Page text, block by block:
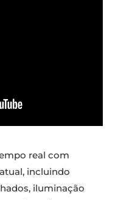
real com
incluindo
iluminação